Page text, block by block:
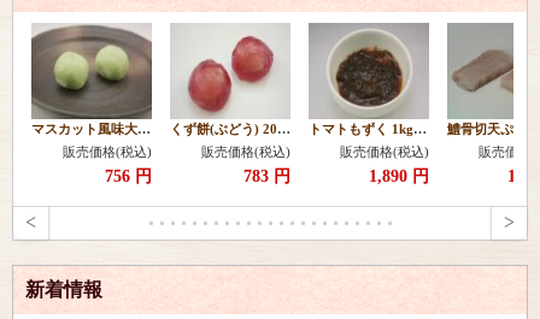
マスカット風味大福20ヶ 【冷凍】
販売価格(税込)
756 円
くず餅(ぶどう) 20g 20個 【冷凍】
販売価格(税込)
783 円
トマトもずく 1kg 【冷凍】
販売価格(税込)
1,890 円
販売価格(
< >
新着情報